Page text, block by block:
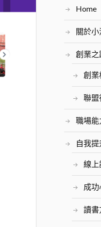
Home
關於小
創業之
創業
聯盟
職場能
自我提
線上
成功
讀書